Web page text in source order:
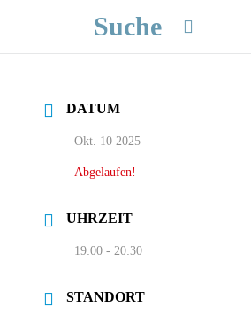
Suche
DATUM
Okt. 10 2025
Abgelaufen!
UHRZEIT
19:00 - 20:30
STANDORT